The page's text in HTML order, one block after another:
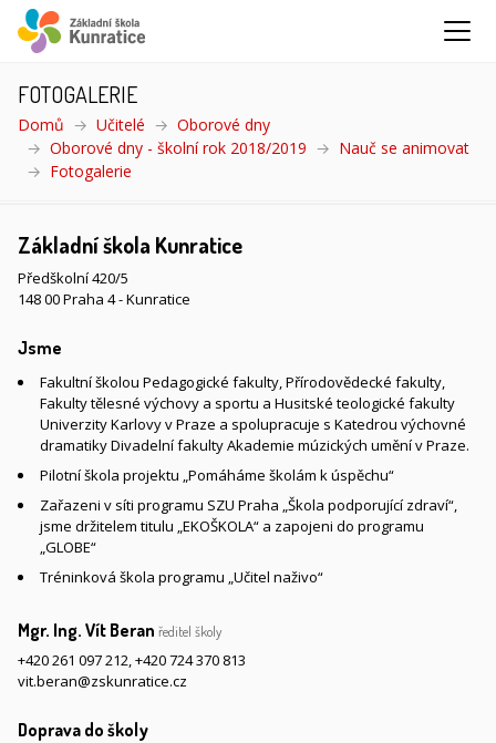
FOTOGALERIE
Domů Učitelé
Oborové dny
Oborové dny - školní rok 2018/2019
Nauč se animovat
Fotogalerie
Základní škola Kunratice
Předškolní 420/5
148 00 Praha 4 - Kunratice
Jsme
Fakultní školou Pedagogické fakulty, Přírodovědecké fakulty,
Fakulty tělesné výchovy a sportu a Husitské teologické fakulty
Univerzity Karlovy v Praze a spolupracuje s Katedrou výchovné
dramatiky Divadelní fakulty Akademie múzických umění v Praze.
Pilotní škola projektu „Pomáháme školám k úspěchu“
Zařazeni v síti programu SZU Praha „Škola podporující zdraví“,
jsme držitelem titulu „EKOŠKOLA“ a zapojeni do programu
„GLOBE“
Tréninková škola programu „Učitel naživo“
Mgr. Ing. Vít Beran ředitel školy
+420 261 097 212,+420 724 370 813
vit.beran@zskunratice.cz
Doprava do školy